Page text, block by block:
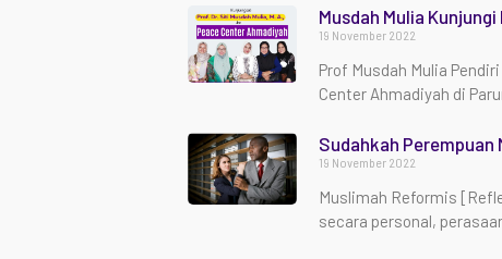
Musdah Mulia
19 November 2022
Prof Musdah Mulia
Center Ahmadiyah di
Sudahkah Perempuan
19 November 2022
Muslimah Reformis
secara personal,